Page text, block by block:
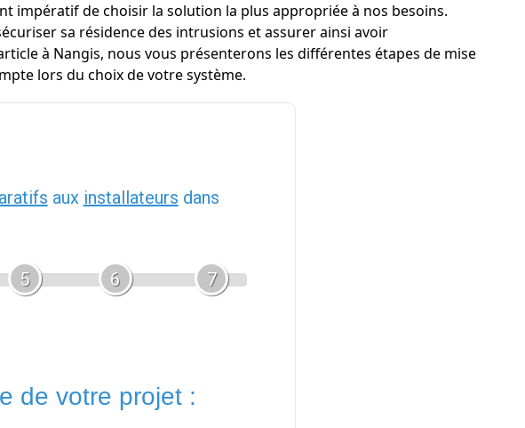
impératif de choisir la solution la plus appropriée à nos besoins.
sa résidence des intrusions et assurer ainsi avoir
à Nangis, nous vous présenterons les différentes étapes de mise
lors du choix de votre système.
aux installateurs dans
5 6 7
de votre projet :